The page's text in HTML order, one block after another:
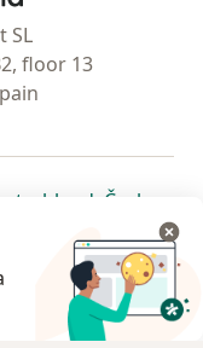
SL
floor 13
pestaña
una nueva pestaña
abre en una nueva
se abre en
Česko
nueva pestaña
en una nueva pestaña
se abre en una nueva
se abre en
se
en una nueva
tu